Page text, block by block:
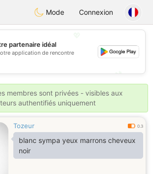
Tunisia Dating
Mode Connexion
💕
partenaire idéal
application de rencontre
membres sont privées - visibles aux
authentifiés uniquement
Tozeur 0.3
blanc sympa yeux marrons cheveux
noir